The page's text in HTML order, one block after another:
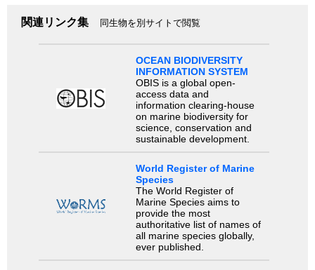
関連リンク集 同生物を別サイトで閲覧
OCEAN BIODIVERSITY
INFORMATION SYSTEM
OBIS is a global open-
access data and
information clearing-house
on marine biodiversity for
science, conservation and
sustainable development.
World Register of Marine
Species
The World Register of
Marine Species aims to
provide the most
authoritative list of names of
all marine species globally,
ever published.